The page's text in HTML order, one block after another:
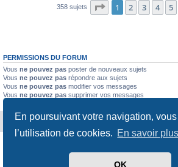
En poursuivant votre navigation,
l’utilisation de cookies. En savoir plus
OK
358 sujets Page 1sur12
1 2 3 4 5
PERMISSIONS DU FORUM
Vous ne pouvez pas poster de nouveaux sujets
Vous ne pouvez pas répondre aux sujets
Vous ne pouvez pas modifier vos messages
Vous ne pouvez pas supprimer vos messages
Portal Chiptuners.fr
Traduit parphpBB-fr.com
Confidentialité